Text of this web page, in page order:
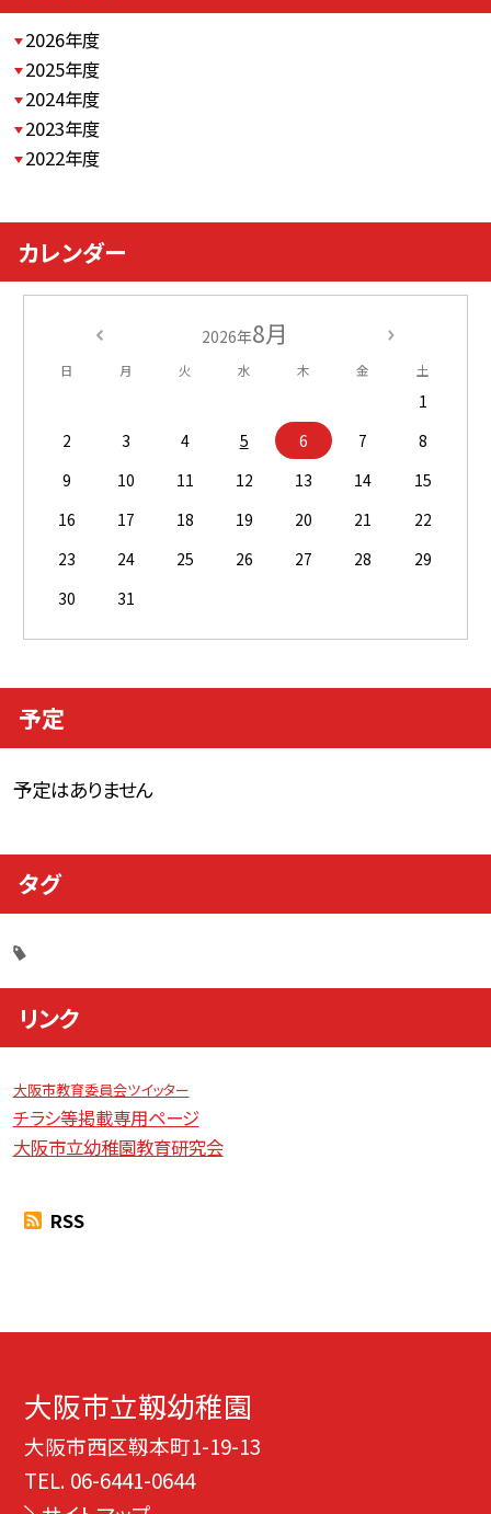
2026年度
2025年度
2024年度
2023年度
2022年度
カレンダー
2026年8月
日 月 火 水 木 金 土
1
2
3 4 5 6 7
8
9
10 11 12 13 14
15
16
17 18 19 20 21
22
23
24 25 26 27 28
29
30
31
予定
予定はありません
タグ
リンク
大阪市教育委員会ツイッター
チラシ等掲載専用ページ
大阪市立幼稚園教育研究会
RSS
大阪市立靱幼稚園
大阪市西区靱本町1-19-13
TEL. 06-6441-0644